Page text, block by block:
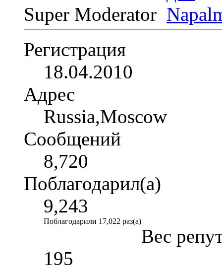
Super Moderator
Регистрация
18.04.2010
Адрес
Russia,Moscow
Сообщений
8,720
Поблагодарил(а)
9,243
Поблагодарили 17,022 раз(а)
Вес
195